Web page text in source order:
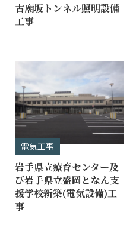
古廟坂トンネル照明設備
工事
電気工事
岩手県立療育センター及
び岩手県立盛岡となん支
援学校新築(電気設備)工
事